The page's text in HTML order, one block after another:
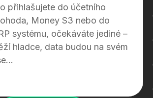
přihlašujete do účetního
Money S3 nebo do
systému, očekáváte jediné –
hladce, data budou na svém